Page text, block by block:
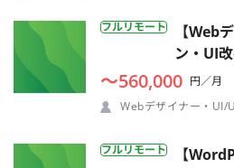
フルリモート
【Web
ン・UI
〜560,000 円／月
Webデザイナー・UI/
フルリモート 【